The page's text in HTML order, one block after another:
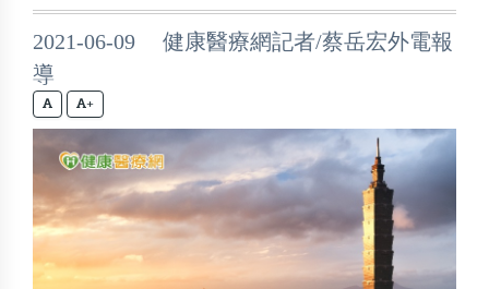
2021-06-09 健康醫療網記者/蔡岳宏外電報
導
+